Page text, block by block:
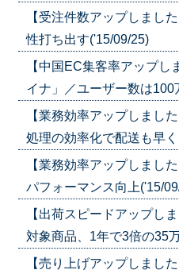
【受注件数アップしまし
性打ち出す('15/09/25)
【中国EC集客率アップし
イナ」／ユーザー数は100
【業務効率アップしまし
処理の効率化で配送も早
【業務効率アップしまし
パフォーマンス向上('15/
【出荷スピードアップし
対象商品、1年で3倍の35
【売り上げアップしまし